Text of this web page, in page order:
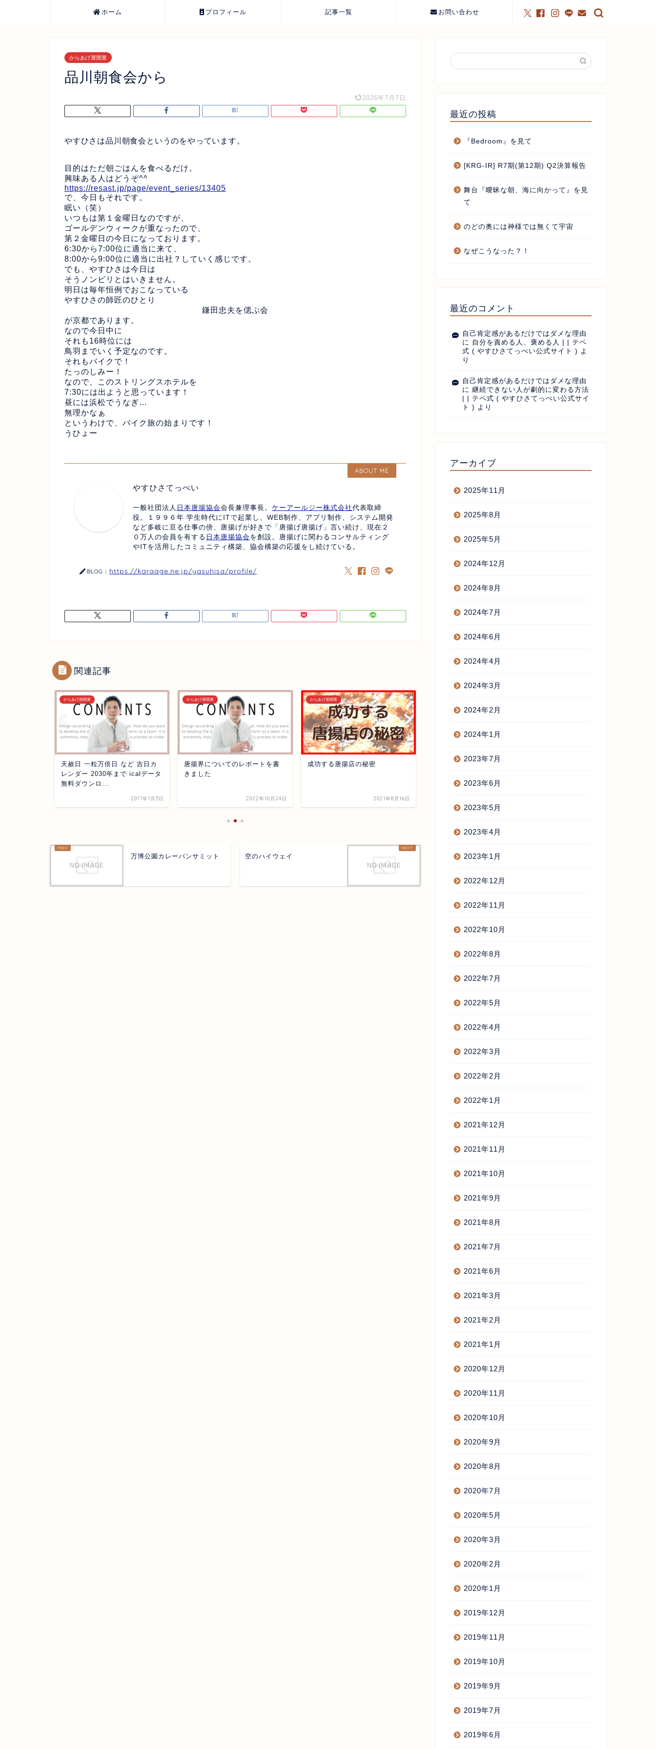
ホーム プロフィール 記事一覧 お問い合わせ
からあげ屋開業
品川朝食会から
2026年7月7日
やすひさは品川朝食会というのをやっています。
目的はただ朝ごはんを食べるだけ。
興味ある人はどうぞ^^
https://resast.jp/page/event_series/13405
で、今日もそれです。
眠い（笑）
いつもは第１金曜日なのですが、
ゴールデンウィークが重なったので、
第２金曜日の今日になっております。
6:30から7:00位に適当に来て、
8:00から9:00位に適当に出社？していく感じです。
でも、やすひさは今日は
そうノンビリとはいきません。
明日は毎年恒例でおこなっている
やすひさの師匠のひとり
鎌田忠夫を偲ぶ会
が京都であります。
なので今日中に
それも16時位には
鳥羽までいく予定なのです。
それもバイクで！
たっのしみー！
なので、このストリングスホテルを
7:30には出ようと思っています！
昼には浜松でうなぎ…
無理かなぁ
というわけで、バイク旅の始まりです！
うひょー
ABOUT ME
やすひさてっぺい
一般社団法人 日本唐揚協会会長兼理事長。 ケーアールジー株式会社代表取締
役。１９９６年 学生時代にITで起業し、WEB制作、アプリ制作、システム開発
など多岐に亘る仕事の傍、唐揚げが好きで「唐揚げ唐揚げ」言い続け、現在２
０万人の会員を有する 日本唐揚協会を創設。唐揚げに関わるコンサルティング
やITを活用したコミュニティ構築、協会構築の応援をし続けている。
BLOG： https://karaage.ne.jp/yasuhisa/profile/
関連記事
からあげ屋開業
天赦日 一粒万倍日 など 吉日カ
レンダー 2030年まで icalデータ
無料ダウンロ...
2017年1月3日
からあげ屋開業
唐揚界についてのレポートを書
きました
2022年10月24日
からあげ屋開業
成功する唐揚店の秘密
2021年8月16日
天赦日 一粒万倍日 など 吉日カ
無料ダウンロ...
万博公園カレーパンサミット 空のハイウェイ
最近の投稿
『Bedroom』を見て
[KRG-IR] R7期(第12期) Q2決算報告
舞台『曖昧な朝、海に向かって』を見
て
のどの奥には神様では無くて宇宙
なぜこうなった？！
最近のコメント
自己肯定感があるだけではダメな理由
に 自分を責める人、褒める人 | | テペ
式 ( やすひさてっぺい公式サイト ) よ
り
自己肯定感があるだけではダメな理由
に 継続できない人が劇的に変わる方法
| | テペ式 ( やすひさてっぺい公式サイ
ト ) より
アーカイブ
2025年11月
2025年8月
2025年5月
2024年12月
2024年8月
2024年7月
2024年6月
2024年4月
2024年3月
2024年2月
2024年1月
2023年7月
2023年6月
2023年5月
2023年4月
2023年1月
2022年12月
2022年11月
2022年10月
2022年8月
2022年7月
2022年5月
2022年4月
2022年3月
2022年2月
2022年1月
2021年12月
2021年11月
2021年10月
2021年9月
2021年8月
2021年7月
2021年6月
2021年3月
2021年2月
2021年1月
2020年12月
2020年11月
2020年10月
2020年9月
2020年8月
2020年7月
2020年5月
2020年3月
2020年2月
2020年1月
2019年12月
2019年11月
2019年10月
2019年9月
2019年7月
2019年6月